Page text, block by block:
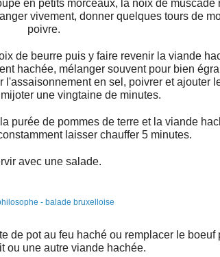
en petits morceaux, la noix de muscade
vivement, donner quelques tours de
poivre.
de beurre puis y faire revenir la viande
hachée, mélanger souvent pour bien
en sel, poivrer et ajouter
une vingtaine de minutes.
purée de pommes de terre et la viande
laisser chauffer 5 minutes.
avec une salade.
de pot au feu haché ou remplacer le boeuf
ou une autre viande hachée.